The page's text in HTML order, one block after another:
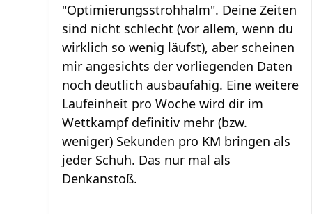
"Optimierungsstrohhalm". Deine Zeiten
sind nicht schlecht (vor allem, wenn du
wirklich so wenig läufst), aber scheinen
mir angesichts der vorliegenden Daten
noch deutlich ausbaufähig. Eine weitere
Laufeinheit pro Woche wird dir im
Wettkampf definitiv mehr (bzw.
weniger) Sekunden pro KM bringen als
jeder Schuh. Das nur mal als
Denkanstoß.